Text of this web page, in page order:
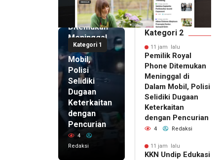
Kategori 1
Royal
Phone
Ditemukan
Meninggal
di Dalam
Mobil,
Polisi
Selidiki
Dugaan
Keterkaitan
dengan
Pencurian
4
Redaksi
Kategori 2
11 jam lalu
Pemilik Royal
Phone Ditemukan
Meninggal di
Dalam Mobil, Polisi
Selidiki Dugaan
Keterkaitan
dengan Pencurian
4 Redaksi
11 jam lalu
KKN Undip Edukasi